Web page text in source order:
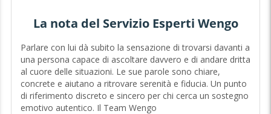
La nota del Servizio Esperti Wengo
Parlare con lui dà subito la sensazione di trovarsi davanti a
una persona capace di ascoltare davvero e di andare dritta
al cuore delle situazioni. Le sue parole sono chiare,
concrete e aiutano a ritrovare serenità e fiducia. Un punto
di riferimento discreto e sincero per chi cerca un sostegno
emotivo autentico. Il Team Wengo